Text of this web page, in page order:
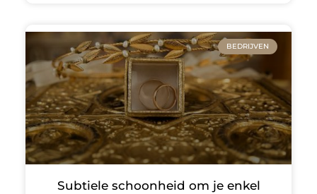
BEDRIJVEN
Subtiele schoonheid om je enkel